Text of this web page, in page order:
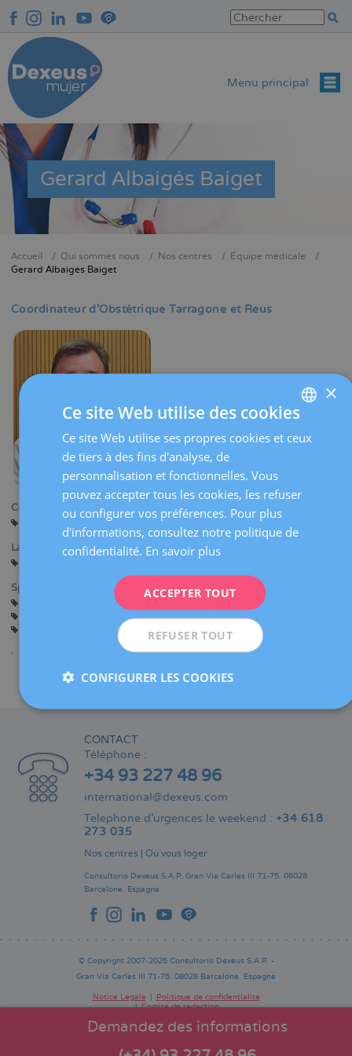
au
contenu
principal
Menu principal
Gerard Albaigés Baiget
Fil
Accueil Qui sommes nous Nos centres
Équipe médicale
Gerard Albaigés Baiget
Coordinateur d'Obstétrique Tarragone et Reus
Centres:
Tarragone
Langues:
Spécialités:
Échographie obstétricale et diagnostic prénatal
Haut risque obstétrique
Seconde opinion de Diagnostic Prénatal
Demandez des informations
CONTACT
Téléphone :
+34 93 227 48 96
international@dexeus.com
Telephone d’urgences le weekend : +34 618
273 035
Nos centres | Où vous loger
Consultorio Dexeus S.A.P. Gran Via Carles III 71-75. 08028
Barcelone. Espagne
© Copyright 2007-2026 Consultorio Dexeus S.A.P. -
Gran Via Carles III 71-75. 08028 Barcelone. Espagne
Pie
Notice Légale
Politique de confidentialité
Comité de rédaction
SPANISH
×
Ce site Web utilise des cookies
Ce site Web utilise ses propres cookies et ceux
de tiers à des fins d'analyse, de
personnalisation et fonctionnelles. Vous
pouvez accepter tous les cookies, les refuser
ou configurer vos préférences. Pour plus
d'informations, consultez notre politique de
confidentialité. En savoir plus
ACCEPTER TOUT
REFUSER TOUT
CONFIGURER LES COOKIES